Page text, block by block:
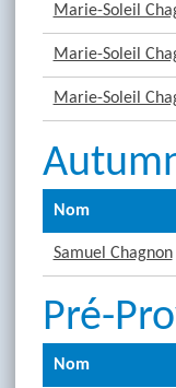
Marie-Soleil
Marie-Soleil
Marie-Soleil
Nom
Samuel Chagnon
Pré-
Nom